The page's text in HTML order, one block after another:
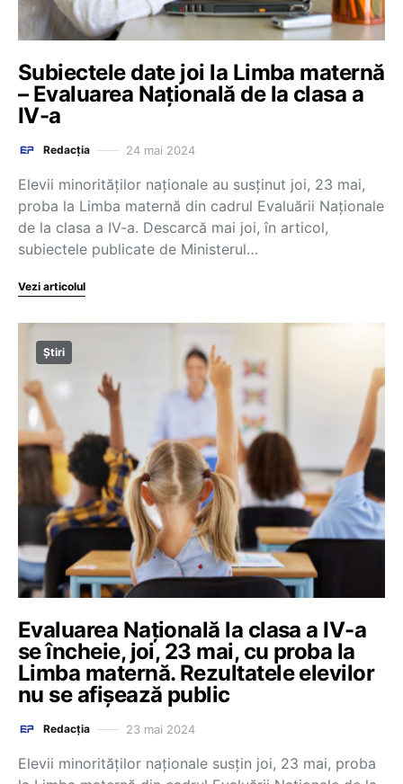
Subiectele date joi la Limba maternă
– Evaluarea Națională de la clasa a
IV-a
Redacția 24 mai 2024
Elevii minorităților naționale au susținut joi, 23 mai,
proba la Limba maternă din cadrul Evaluării Naționale
de la clasa a IV-a. Descarcă mai joi, în articol,
subiectele publicate de Ministerul…
Vezi articolul
Știri
Evaluarea Națională la clasa a IV-a
se încheie, joi, 23 mai, cu proba la
Limba maternă. Rezultatele elevilor
nu se afișează public
Redacția 23 mai 2024
Elevii minorităților naționale susțin joi, 23 mai, proba